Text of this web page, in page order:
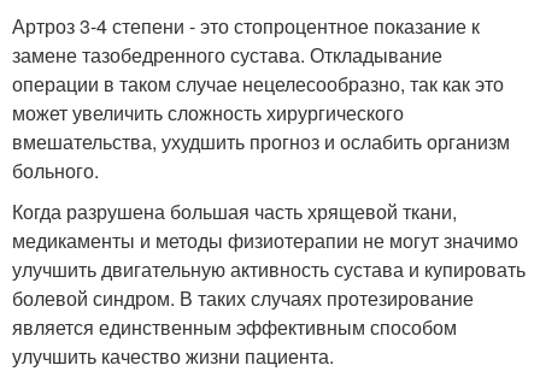
Артроз 3-4 степени - это стопроцентное показание к
замене тазобедренного сустава. Откладывание
операции в таком случае нецелесообразно, так как это
может увеличить сложность хирургического
вмешательства, ухудшить прогноз и ослабить организм
больного.
Когда разрушена большая часть хрящевой ткани,
медикаменты и методы физиотерапии не могут значимо
улучшить двигательную активность сустава и купировать
болевой синдром. В таких случаях протезирование
является единственным эффективным способом
улучшить качество жизни пациента.